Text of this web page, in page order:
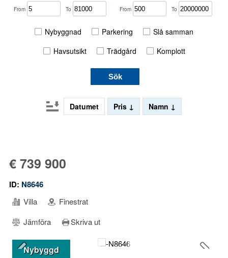
From To From To
Nybyggnad Parkering
Slå samman
Havsutsikt
Trädgård Komplott
Sök
Datumet Pris Namn
€ 739 900
ID: N8646
Villa
Finestrat
Jämföra
Skriva ut
Nybyggd